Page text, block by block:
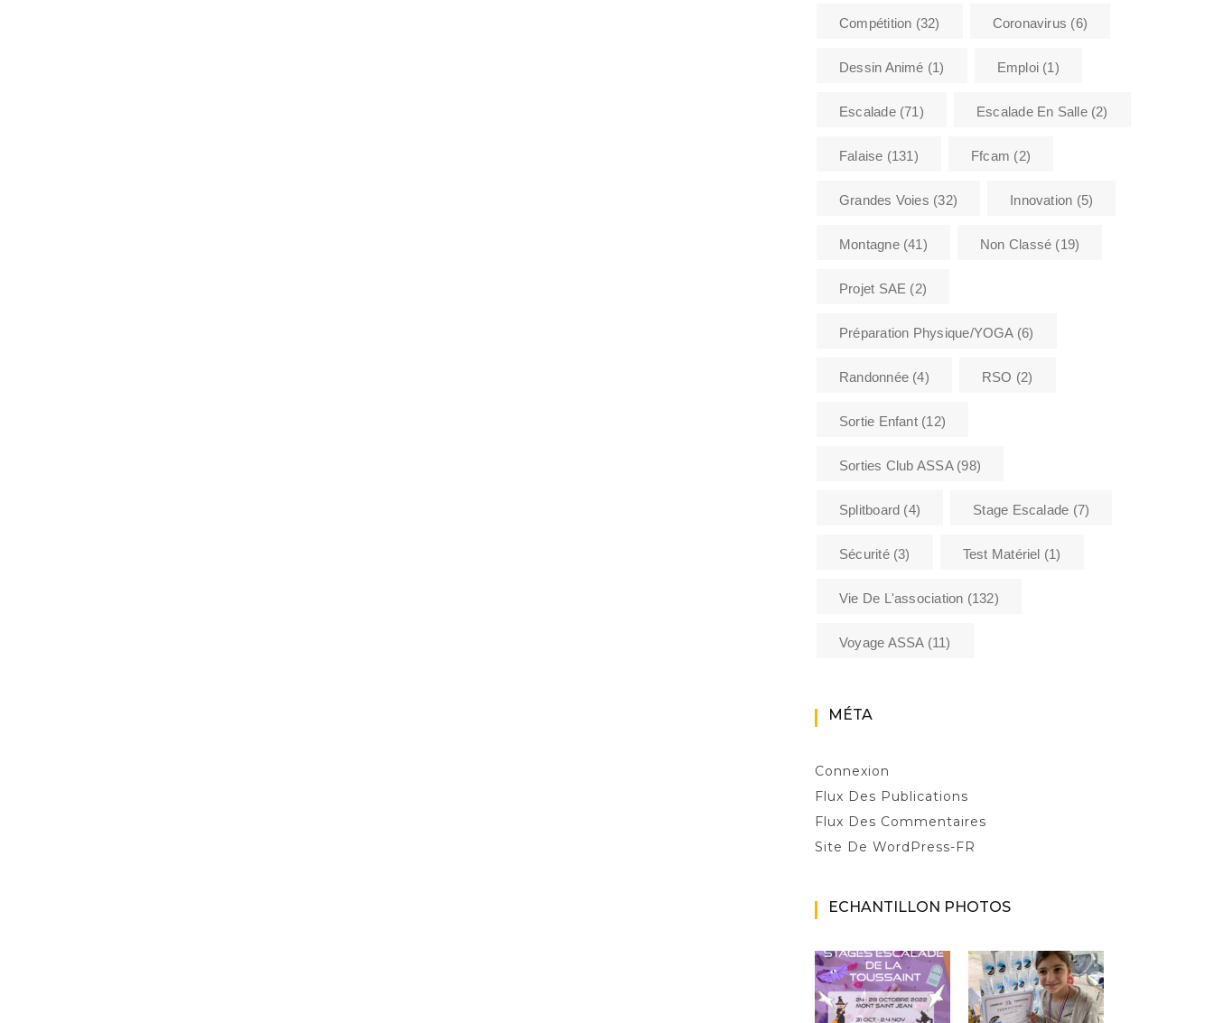
Compétition (32) Coronavirus (6)
Dessin Animé (1) Emploi(1)
Escalade(71) Escalade En Salle(2)
Falaise (131) Ffcam (2)
Grandes Voies (32) Innovation (5)
Montagne(41) Non Classé (19)
Projet SAE (2)
Préparation Physique/YOGA(6)
Randonnée (4) RSO (2)
Sortie Enfant(12)
Sorties Club ASSA(98)
Splitboard (4) Stage Escalade (7)
Sécurité(3) Test Matériel (1)
Vie De L'association (132)
Voyage ASSA(11)
MÉTA
Connexion
Flux Des Publications
Flux Des Commentaires
Site De WordPress-FR
ECHANTILLON PHOTOS